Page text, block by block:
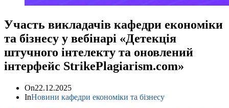
Участь викладачів кафедри економіки
та бізнесу у вебінарі «Детекція
штучного інтелекту та оновлений
інтерфейс StrikePlagiarism.com»
On22.12.2025
InНовини кафедри економіки та бізнесу